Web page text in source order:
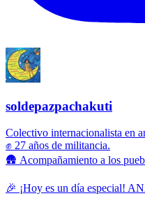
soldepazpachakuti
Colectivo internacionalista en
✊ 27 años de militancia.
🛖 Acompañamiento a los
🎉 ¡Hoy es un día especial!